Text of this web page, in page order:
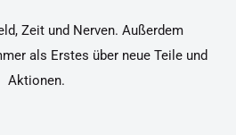
Zeit und Nerven. Außerdem
als Erstes über neue Teile und
Aktionen.